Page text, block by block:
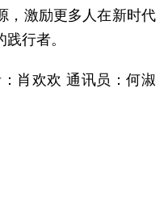
，激励更多人在新时代
行者。
肖欢欢 通讯员：何淑